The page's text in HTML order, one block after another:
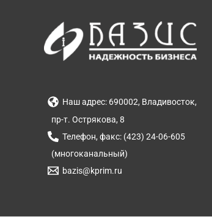
Наш адрес: 690002, Владивосток,
пр-т. Острякова, 8
Телефон, факс: (423) 24-06-605
(многоканальный)
bazis@kprim.ru